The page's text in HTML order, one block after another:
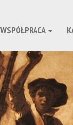
WSPÓŁPRACA